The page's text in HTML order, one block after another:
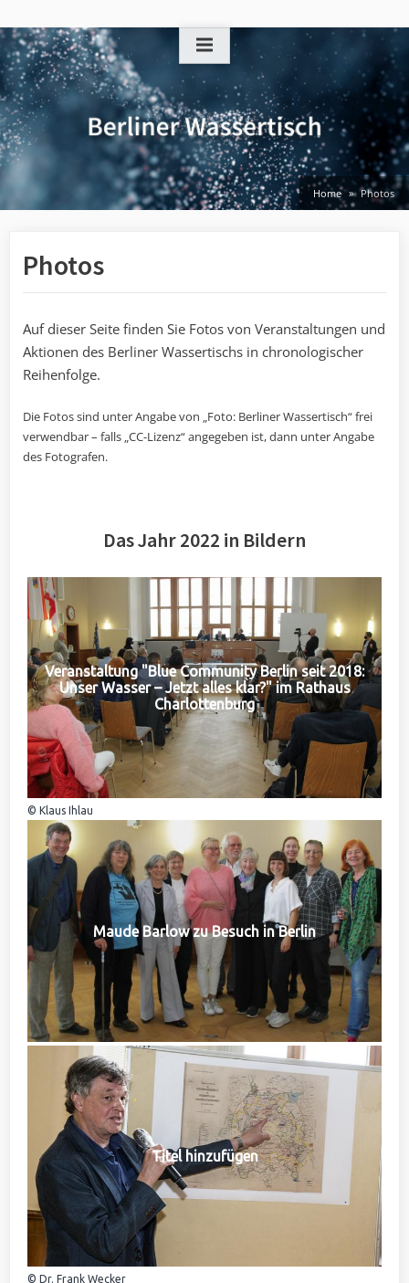
to
content
Home Photos
Photos
Auf dieser Seite finden Sie Fotos von Veranstaltungen und
Aktionen des Berliner Wassertischs in chronologischer
Reihenfolge.
Die Fotos sind unter Angabe von „Foto: Berliner Wassertisch“ frei
verwendbar – falls „CC-Lizenz“ angegeben ist, dann unter Angabe
des Fotografen.
Das Jahr 2022 in Bildern
Veranstaltung "Blue Community Berlin seit 2018:
Unser Wasser – Jetzt alles klar?" im Rathaus
Charlottenburg
© Klaus Ihlau
Maude Barlow zu Besuch in Berlin
Titel hinzufügen
© Dr. Frank Wecker